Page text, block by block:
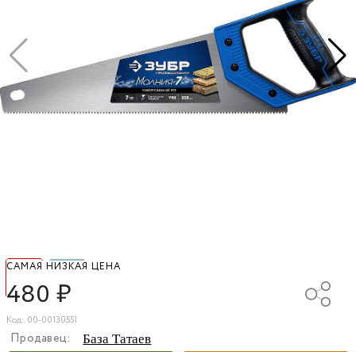
САМАЯ НИЗКАЯ ЦЕНА
480 ₽
Код: 00-00130551
Продавец: База Татаев